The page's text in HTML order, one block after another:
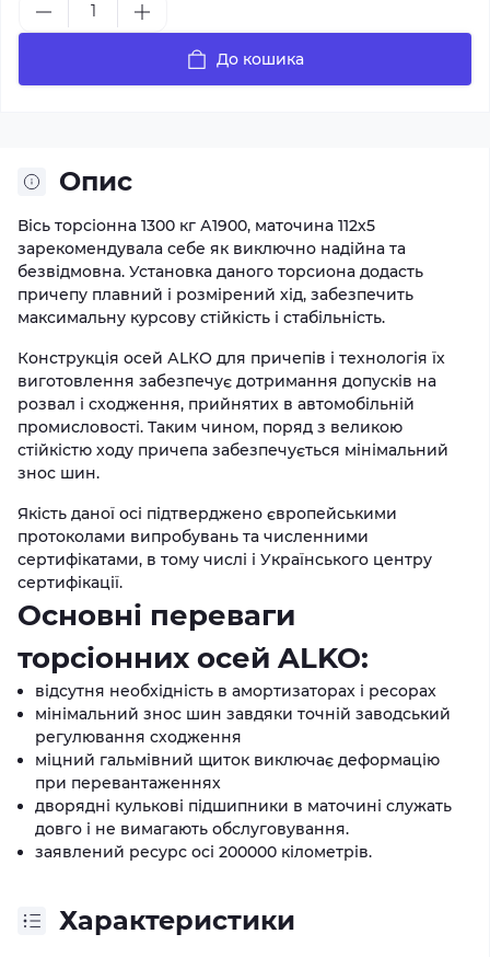
До кошика
Опис
Вісь торсіонна 1300 кг А1900, маточина 112х5
зарекомендувала себе як виключно надійна та
безвідмовна. Установка даного торсиона додасть
причепу плавний і розмірений хід, забезпечить
максимальну курсову стійкість і стабільність.
Конструкція осей АLКО для причепів і технологія їх
виготовлення забезпечує дотримання допусків на
розвал і сходження, прийнятих в автомобільній
промисловості. Таким чином, поряд з великою
стійкістю ходу причепа забезпечується мінімальний
знос шин.
Якість даної осі підтверджено європейськими
протоколами випробувань та численними
сертифікатами, в тому числі і Українського центру
сертифікації.
Основні переваги
торсіонних осей ALKO:
відсутня необхідність в амортизаторах і ресорах
мінімальний знос шин завдяки точній заводський
регулювання сходження
міцний гальмівний щиток виключає деформацію
при перевантаженнях
дворядні кулькові підшипники в маточині служать
довго і не вимагають обслуговування.
заявлений ресурс осі 200000 кілометрів.
Характеристики